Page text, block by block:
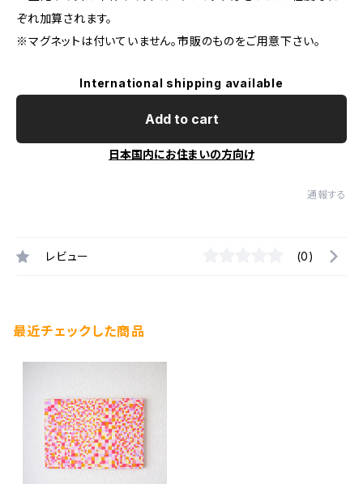
ぞれ加算されます。
※マグネットは付いていません。市販のものをご用意下さい。
International shipping available
Add to cart
日本国内にお住まいの方向け
通報する
レビュー (0)
最近チェックした商品